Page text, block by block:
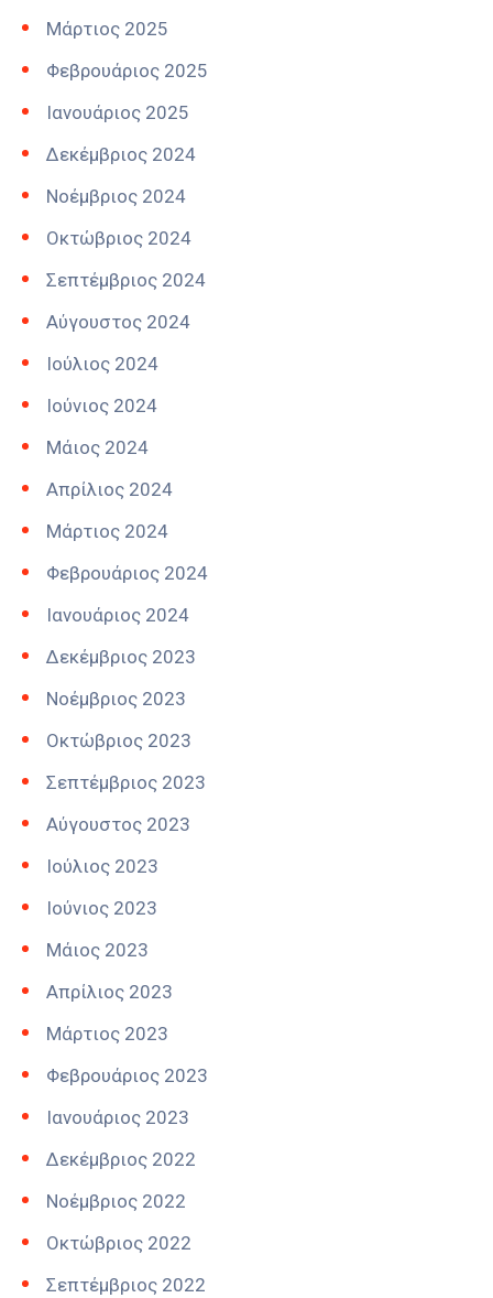
Μάρτιος 2025
Φεβρουάριος 2025
Ιανουάριος 2025
Δεκέμβριος 2024
Νοέμβριος 2024
Οκτώβριος 2024
Σεπτέμβριος 2024
Αύγουστος 2024
Ιούλιος 2024
Ιούνιος 2024
Μάιος 2024
Απρίλιος 2024
Μάρτιος 2024
Φεβρουάριος 2024
Ιανουάριος 2024
Δεκέμβριος 2023
Νοέμβριος 2023
Οκτώβριος 2023
Σεπτέμβριος 2023
Αύγουστος 2023
Ιούλιος 2023
Ιούνιος 2023
Μάιος 2023
Απρίλιος 2023
Μάρτιος 2023
Φεβρουάριος 2023
Ιανουάριος 2023
Δεκέμβριος 2022
Νοέμβριος 2022
Οκτώβριος 2022
Σεπτέμβριος 2022